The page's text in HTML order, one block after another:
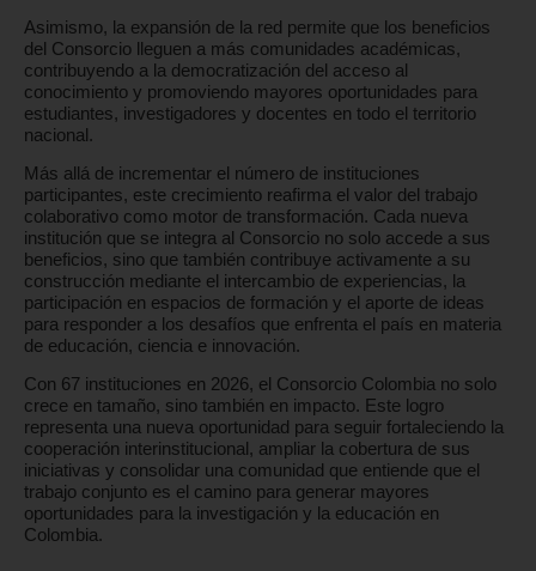
Asimismo, la expansión de la red permite que los beneficios
del Consorcio lleguen a más comunidades académicas,
contribuyendo a la democratización del acceso al
conocimiento y promoviendo mayores oportunidades para
estudiantes, investigadores y docentes en todo el territorio
nacional.
Más allá de incrementar el número de instituciones
participantes, este crecimiento reafirma el valor del trabajo
colaborativo como motor de transformación. Cada nueva
institución que se integra al Consorcio no solo accede a sus
beneficios, sino que también contribuye activamente a su
construcción mediante el intercambio de experiencias, la
participación en espacios de formación y el aporte de ideas
para responder a los desafíos que enfrenta el país en materia
de educación, ciencia e innovación.
Con 67 instituciones en 2026, el Consorcio Colombia no solo
crece en tamaño, sino también en impacto. Este logro
representa una nueva oportunidad para seguir fortaleciendo la
cooperación interinstitucional, ampliar la cobertura de sus
iniciativas y consolidar una comunidad que entiende que el
trabajo conjunto es el camino para generar mayores
oportunidades para la investigación y la educación en
Colombia.